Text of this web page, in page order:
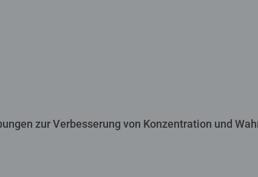
zur Verbesserung von Konzentration und